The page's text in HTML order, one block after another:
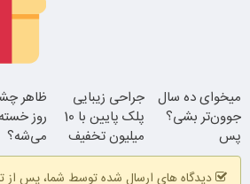
نتیجه‌ای طبیعی
جوان شو
تخفیف
میخوای ده سال
جوون‌تر بشی؟
پس
بلفاروپلاستی
انجام بده
جراحی زیبایی
پلک پایین با 10
میلیون تخفیف
ویژه فقط 35
ظاهر
روز
می‌شه؟
دیدگاه های ارسال شده توسط شما، پس از